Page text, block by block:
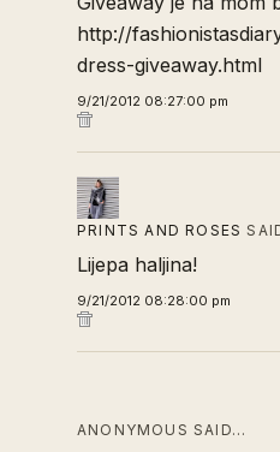
http://
dress-giveaway.html
9/21/2012 08:27:00 pm
PRINTS AND ROSES
Lijepa haljina!
9/21/2012 08:28:00 pm
ANONYMOUS SAID…